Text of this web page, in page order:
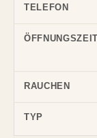
TELEFON
RAUCHEN
TYP